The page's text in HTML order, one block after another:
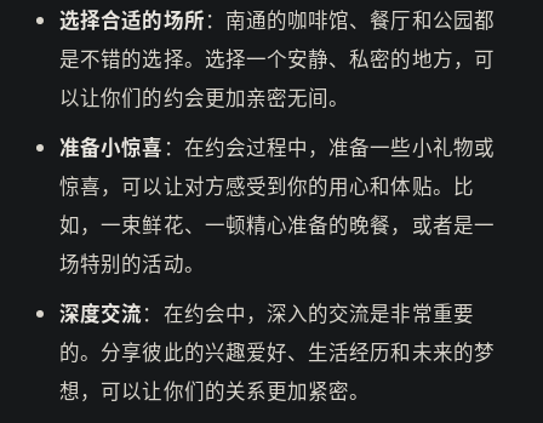
选择合适的场所：南通的咖啡馆、餐厅和公园都
是不错的选择。选择一个安静、私密的地方，可
以让你们的约会更加亲密无间。
准备小惊喜 ：在约会过程中，准备一些小礼物或
惊喜，可以让对方感受到你的用心和体贴。比
如，一束鲜花、一顿精心准备的晚餐，或者是一
场特别的活动。
深度交流：在约会中，深入的交流是非常重要
的。分享彼此的兴趣爱好、生活经历和未来的梦
想，可以让你们的关系更加紧密。